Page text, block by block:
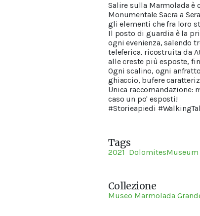
Salire sulla Marmolada è
Monumentale Sacra a
gli elementi che fra loro
Il posto di guardia è la
ogni evenienza, salendo
teleferica, ricostruita da
alle creste più esposte,
Ogni scalino, ogni
ghiaccio, bufere
Unica
caso un po' esposti!
#Storieapiedi
Tags
2021 DolomitesMuseum
Collezione
Museo Marmolada